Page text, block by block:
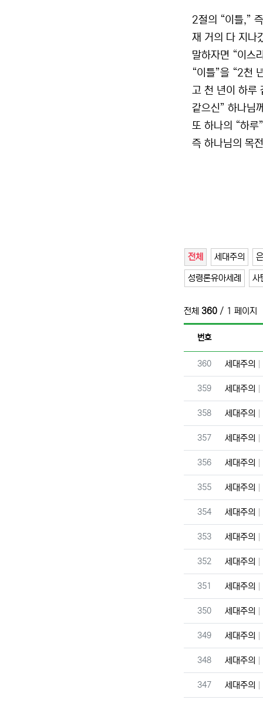
2절의 “이틀,”
재 거의 다 지나
말하자면 “이스
“이틀”을 “2천
고 천 년이 하루
같으신” 하나님
또 하나의 “하루
즉 하나님의 목
전체 세대주의
성령론유아세례 사
전체 360 / 1 페이지
번호
번호
360 세대주의
번호
359 세대주의
번호
358 세대주의
번호
357 세대주의
번호
356 세대주의
번호
355 세대주의
번호
354 세대주의
번호
353 세대주의
번호
352 세대주의
번호
351 세대주의
번호
350 세대주의
번호
349 세대주의
번호
348 세대주의
번호
347 세대주의